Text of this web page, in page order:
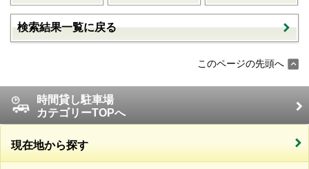
検索結果一覧に戻る
このページの先頭へ
時間貸し駐車場
カテゴリーTOPへ
現在地から探す